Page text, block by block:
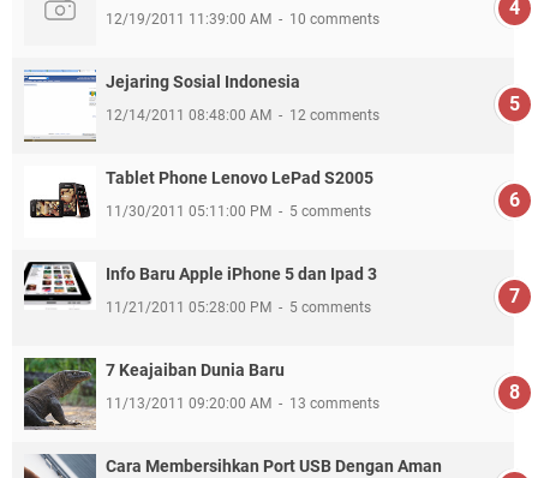
12/19/2011 11:39:00 AM 10 comments
Jejaring Sosial Indonesia
12/14/2011 08:48:00 AM 12 comments
Tablet Phone Lenovo LePad S2005
11/30/2011 05:11:00 PM 5 comments
Info Baru Apple iPhone 5 dan Ipad 3
11/21/2011 05:28:00 PM 5 comments
7 Keajaiban Dunia Baru
11/13/2011 09:20:00 AM 13 comments
Cara Membersihkan Port USB Dengan Aman